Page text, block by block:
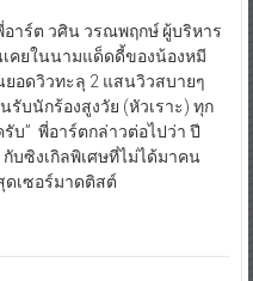
อาร์ต วศิน วรณพฤกษ์ ผู้บริหาร
คยในนามแด็ดดี้ของน้องหมี
ยอดวิวทะลุ 2 แสนวิวสบายๆ
รับนักร้องสูงวัย (หัวเราะ) ทุก
บ” พี่อาร์ตกล่าวต่อไปว่า ปี
บซิงเกิลพิเศษที่ไม่ได้มาคน
ดเซอร์มาดติสต์